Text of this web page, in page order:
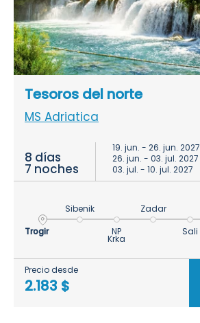
Tesoros del norte
MS Adriatica
8 días
7 noches
19. jun. - 26. jun. 2027
26. jun. - 03. jul. 2027
03. jul. - 10. jul. 2027
Trogir
Sibenik
NP
Krka
Zadar
Sali
Precio desde
2.183 $